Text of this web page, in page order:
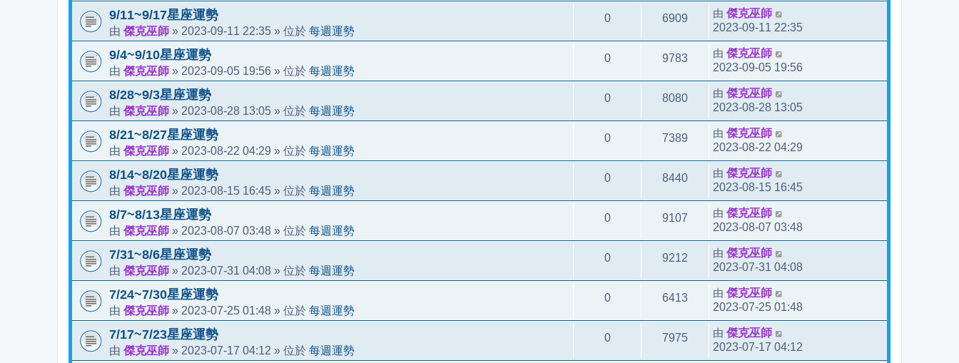
9/11~9/17星座運勢
由 傑克巫師 » 2023-09-11 22:35 » 位於 每週運勢
0 6909 由 傑克巫師
2023-09-11 22:35
9/4~9/10星座運勢
由 傑克巫師 » 2023-09-05 19:56 » 位於 每週運勢
0 9783 由 傑克巫師
2023-09-05 19:56
8/28~9/3星座運勢
由 傑克巫師 » 2023-08-28 13:05 » 位於 每週運勢
0 8080 由 傑克巫師
2023-08-28 13:05
8/21~8/27星座運勢
由 傑克巫師 » 2023-08-22 04:29 » 位於 每週運勢
0 7389 由 傑克巫師
2023-08-22 04:29
8/14~8/20星座運勢
由 傑克巫師 » 2023-08-15 16:45 » 位於 每週運勢
0 8440 由 傑克巫師
2023-08-15 16:45
8/7~8/13星座運勢
由 傑克巫師 » 2023-08-07 03:48 » 位於 每週運勢
0 9107 由 傑克巫師
2023-08-07 03:48
7/31~8/6星座運勢
由 傑克巫師 » 2023-07-31 04:08 » 位於 每週運勢
0 9212 由 傑克巫師
2023-07-31 04:08
7/24~7/30星座運勢
由 傑克巫師 » 2023-07-25 01:48 » 位於 每週運勢
0 6413 由 傑克巫師
2023-07-25 01:48
7/17~7/23星座運勢
由 傑克巫師 » 2023-07-17 04:12 » 位於 每週運勢
0 7975 由 傑克巫師
2023-07-17 04:12